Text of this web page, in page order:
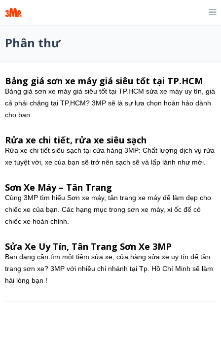
Phân thư
Bảng giá sơn xe máy giá siêu tốt tại TP.HCM
Bảng giá sơn xe máy giá siêu tốt tại TP.HCM sửa xe máy uy tín, giá
cả phải chăng tại TP.HCM? 3MP sẽ là sự lựa chọn hoàn hảo dành
cho bạn
Rửa xe chi tiết, rửa xe siêu sạch
Rửa xe chi tiết siêu sạch tại cửa hàng 3MP: Chất lượng dịch vụ rửa
xe tuyệt vời, xe của bạn sẽ trở nên sạch sẽ và lấp lánh như mới.
Sơn Xe Máy – Tân Trang
Cùng 3MP tìm hiểu Sơn xe máy, tân trang xe máy để làm đẹp cho
chiếc xe của bạn. Các hạng mục trong sơn xe máy, xi ốc để có
chiếc xe hoàn chỉnh.
Sửa Xe Uy Tín, Tân Trang Sơn Xe 3MP
Bạn đang cần tìm một tiệm sửa xe, cửa hàng sửa xe uy tín để tân
trang sơn xe? 3MP với nhiều chi nhánh tại Tp. Hồ Chí Minh sẽ làm
hài lòng bạn !